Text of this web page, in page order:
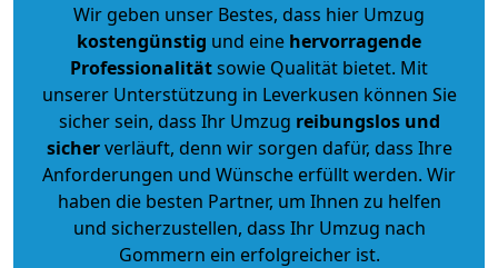
Wir geben unser Bestes, dass hier Umzug
kostengünstig und eine hervorragende
Professionalitätsowie Qualität bietet. Mit
unserer Unterstützung in Leverkusen können Sie
sicher sein, dass Ihr Umzug reibungslos und
sicherverläuft, denn wir sorgen dafür, dass Ihre
Anforderungen und Wünsche erfüllt werden. Wir
haben die besten Partner, um Ihnen zu helfen
und sicherzustellen, dass Ihr Umzug nach
Gommern ein erfolgreicher ist.